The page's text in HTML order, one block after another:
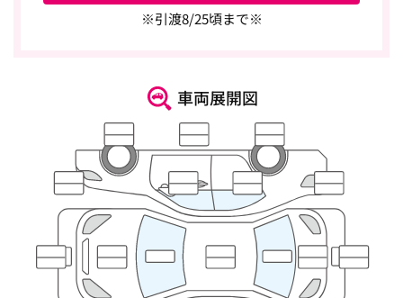
※引渡8/25頃まで※
車両展開図